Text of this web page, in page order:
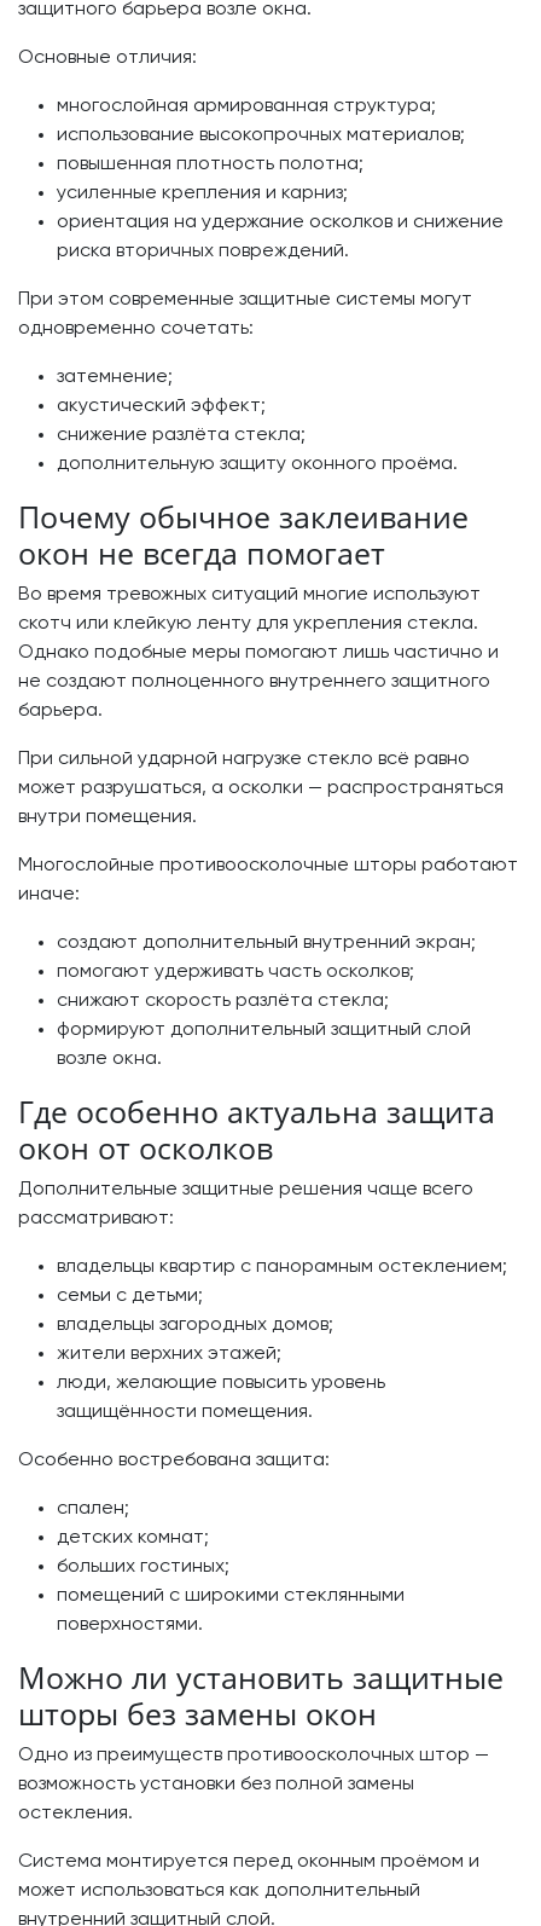
защитного барьера возле окна.
Основные отличия:
многослойная армированная структура;
использование высокопрочных материалов;
повышенная плотность полотна;
усиленные крепления и карниз;
ориентация на удержание осколков и снижение
риска вторичных повреждений.
При этом современные защитные системы могут
одновременно сочетать:
затемнение;
акустический эффект;
снижение разлёта стекла;
дополнительную защиту оконного проёма.
Почему обычное заклеивание
окон не всегда помогает
Во время тревожных ситуаций многие используют
скотч или клейкую ленту для укрепления стекла.
Однако подобные меры помогают лишь частично и
не создают полноценного внутреннего защитного
барьера.
При сильной ударной нагрузке стекло всё равно
может разрушаться, а осколки — распространяться
внутри помещения.
Многослойные противоосколочные шторы работают
иначе:
создают дополнительный внутренний экран;
помогают удерживать часть осколков;
снижают скорость разлёта стекла;
формируют дополнительный защитный слой
возле окна.
Где особенно актуальна защита
окон от осколков
Дополнительные защитные решения чаще всего
рассматривают:
владельцы квартир с панорамным остеклением;
семьи с детьми;
владельцы загородных домов;
жители верхних этажей;
люди, желающие повысить уровень
защищённости помещения.
Особенно востребована защита:
спален;
детских комнат;
больших гостиных;
помещений с широкими стеклянными
поверхностями.
Можно ли установить защитные
шторы без замены окон
Одно из преимуществ противоосколочных штор —
возможность установки без полной замены
остекления.
Система монтируется перед оконным проёмом и
может использоваться как дополнительный
внутренний защитный слой.